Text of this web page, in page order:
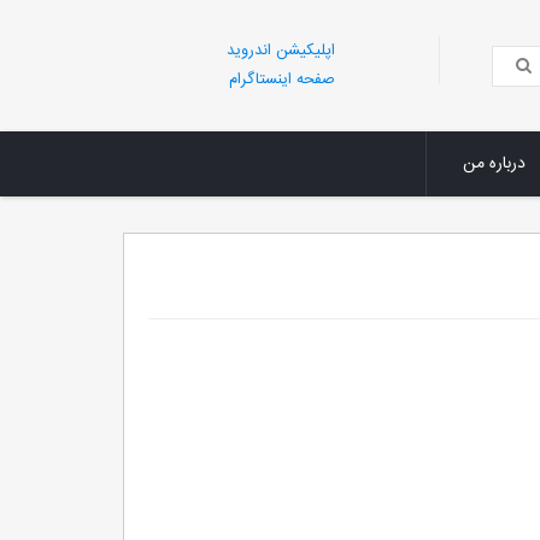
اپلیکیشن اندروید
صفحه اینستاگرام
درباره من